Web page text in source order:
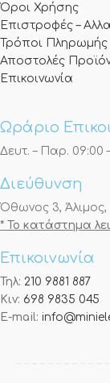
Όροι Χρήσης
Επιστροφές –
Τρόποι Πληρωμής
Αποστολές
Επικοινωνία
Ωράριο
Δευτ. – Παρ. 09:00
Διεύθυνση
Όθωνος 3, Άλιμος,
* Το κατάστημα
Επικοινωνία
Τηλ: 210 9881 887
Κιν: 698 9835 045
E-mail: